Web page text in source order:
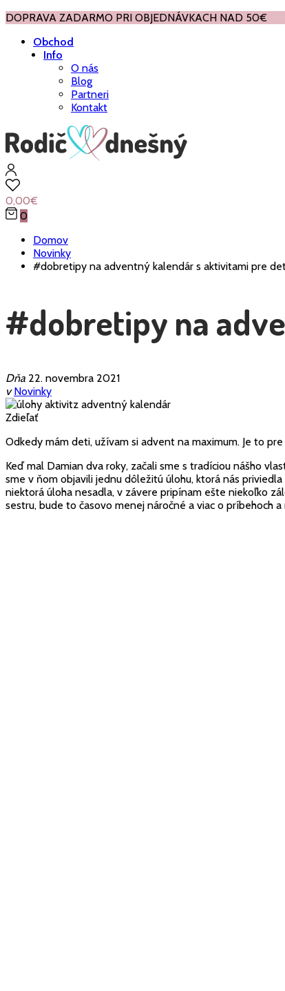
DOPRAVA ZADARMO PRI OBJEDNÁVKACH NAD 50€
Obchod
Info
O nás
Blog
Partneri
Kontakt
0,00€
0
Domov
Novinky
#dobretipy na adventný kalendár s aktivitami pre
#dobretipy na
Dňa 22. novembra 2021
v Novinky
Zdieľať
Odkedy mám deti, užívam si advent na maximum. Je to
Keď mal Damian dva roky, začali sme s tradíciou nášho
sme v ňom objavili jednu dôležitú úlohu, ktorá nás
niektorá úloha nesadla, v závere pripínam ešte niekoľko
sestru, bude to časovo menej náročné a viac o príbehoch a